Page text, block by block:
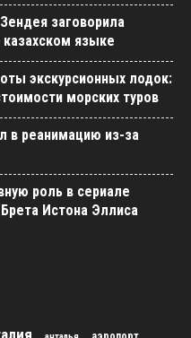
заговорила
языке
экскурсионных лодок:
морских туров
в реанимацию из-за
роль в сериале
Истона Эллиса